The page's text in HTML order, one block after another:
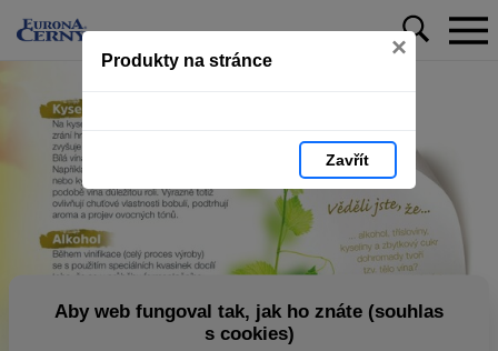
Produkty na stránce ×
Zavřít
Aby web fungoval tak, jak ho znáte (souhlas
s cookies)